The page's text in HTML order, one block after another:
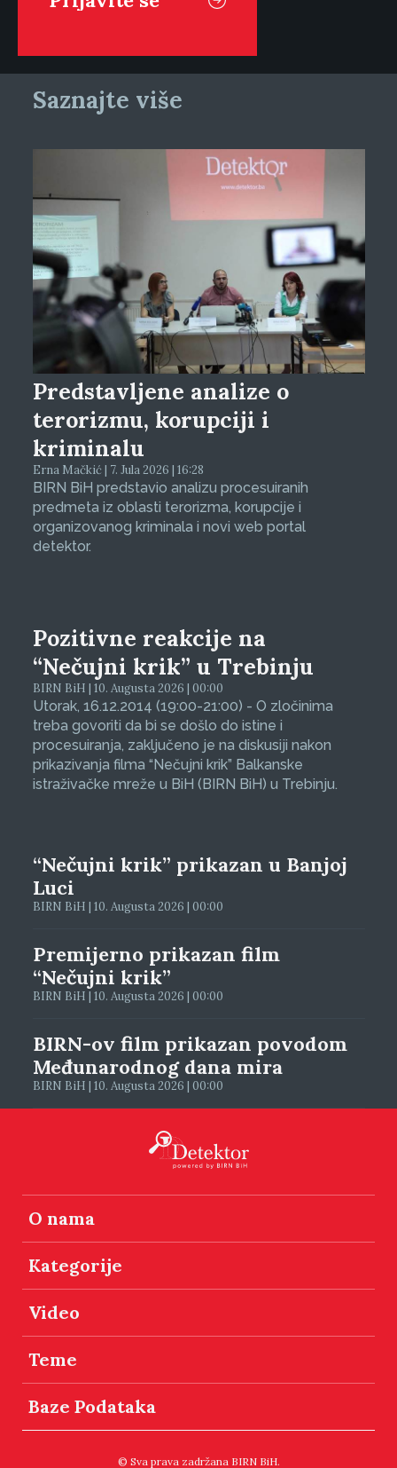
Saznajte više
Predstavljene analize o
terorizmu, korupciji i
kriminalu
Erna Mačkić | 7. Jula 2026 | 16:28
BIRN BiH predstavio analizu procesuiranih
predmeta iz oblasti terorizma, korupcije i
organizovanog kriminala i novi web portal
detektor.
Pozitivne reakcije na
“Nečujni krik” u Trebinju
BIRN BiH | 10. Augusta 2026 | 00:00
Utorak, 16.12.2014 (19:00-21:00) - O zločinima
treba govoriti da bi se došlo do istine i
procesuiranja, zaključeno je na diskusiji nakon
prikazivanja filma “Nečujni krik” Balkanske
istraživačke mreže u BiH (BIRN BiH) u Trebinju.
“Nečujni krik” prikazan u Banjoj
Luci
BIRN BiH | 10. Augusta 2026 | 00:00
Premijerno prikazan film
“Nečujni krik”
BIRN BiH | 10. Augusta 2026 | 00:00
BIRN-ov film prikazan povodom
Međunarodnog dana mira
BIRN BiH | 10. Augusta 2026 | 00:00
O nama
Kategorije
Video
Teme
Baze Podataka
© Sva prava zadržana BIRN BiH.